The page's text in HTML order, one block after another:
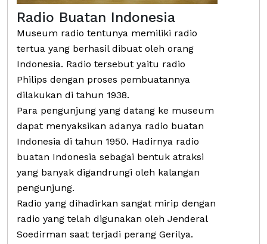
Radio Buatan Indonesia
Museum radio tentunya memiliki radio
tertua yang berhasil dibuat oleh orang
Indonesia. Radio tersebut yaitu radio
Philips dengan proses pembuatannya
dilakukan di tahun 1938.
Para pengunjung yang datang ke museum
dapat menyaksikan adanya radio buatan
Indonesia di tahun 1950. Hadirnya radio
buatan Indonesia sebagai bentuk atraksi
yang banyak digandrungi oleh kalangan
pengunjung.
Radio yang dihadirkan sangat mirip dengan
radio yang telah digunakan oleh Jenderal
Soedirman saat terjadi perang Gerilya.